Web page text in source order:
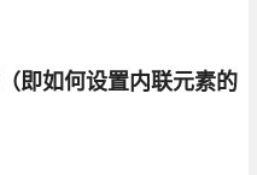
即如何设置内联元素的